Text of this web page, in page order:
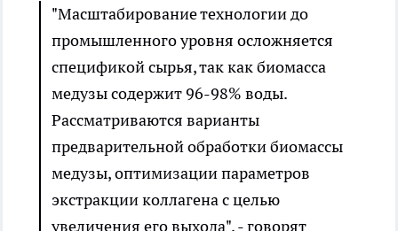
"Масштабирование технологии до
промышленного уровня осложняется
спецификой сырья, так как биомасса
медузы содержит 96-98% воды.
Рассматриваются варианты
предварительной обработки биомассы
медузы, оптимизации параметров
экстракции коллагена с целью
увеличения его выхода", - говорят